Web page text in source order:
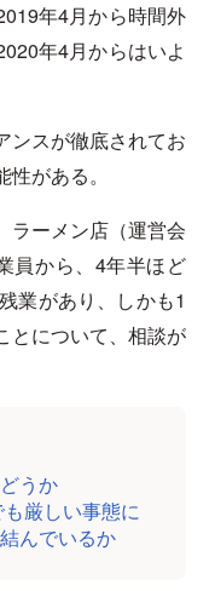
年4月から時間外
年4月からはいよ
ンスが徹底されてお
がある。
ラーメン店（運営会
員から、4年半ほど
業があり、しかも1
とについて、相談が
うか
厳しい事態に
んでいるか